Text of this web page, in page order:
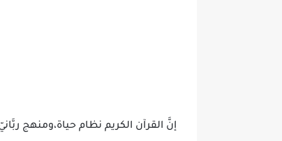
إنَّ القرآن الكريم نظام حياة،ومنهج